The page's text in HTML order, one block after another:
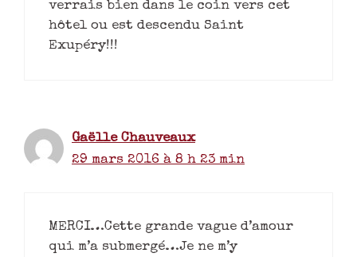
verrais bien dans le coin vers cet
hôtel ou est descendu Saint
Exupéry!!!
Gaëlle Chauveaux
29 mars 2016 à 8 h 23 min
MERCI…Cette grande vague d’amour
qui m’a submergé…Je ne m’y